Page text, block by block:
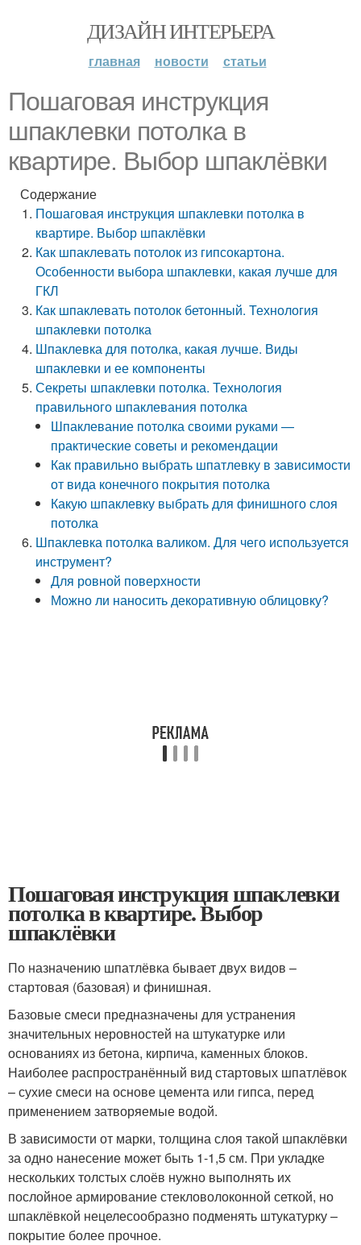
ДИЗАЙН ИНТЕРЬЕРА
главная новости статьи
Пошаговая инструкция
шпаклевки потолка в
квартире. Выбор шпаклёвки
Содержание
Пошаговая инструкция шпаклевки потолка в
квартире. Выбор шпаклёвки
Как шпаклевать потолок из гипсокартона.
Особенности выбора шпаклевки, какая лучше для
ГКЛ
Как шпаклевать потолок бетонный. Технология
шпаклевки потолка
Шпаклевка для потолка, какая лучше. Виды
шпаклевки и ее компоненты
Секреты шпаклевки потолка. Технология
правильного шпаклевания потолка
Шпаклевание потолка своими руками —
практические советы и рекомендации
Как правильно выбрать шпатлевку в зависимости
от вида конечного покрытия потолка
Какую шпаклевку выбрать для финишного слоя
потолка
Шпаклевка потолка валиком. Для чего используется
инструмент?
Для ровной поверхности
Можно ли наносить декоративную облицовку?
Пошаговая инструкция шпаклевки
потолка в квартире. Выбор
шпаклёвки
По назначению шпатлёвка бывает двух видов –
стартовая (базовая) и финишная.
Базовые смеси предназначены для устранения
значительных неровностей на штукатурке или
основаниях из бетона, кирпича, каменных блоков.
Наиболее распространённый вид стартовых шпатлёвок
– сухие смеси на основе цемента или гипса, перед
применением затворяемые водой.
В зависимости от марки, толщина слоя такой шпаклёвки
за одно нанесение может быть 1-1,5 см. При укладке
нескольких толстых слоёв нужно выполнять их
послойное армирование стекловолоконной сеткой, но
шпаклёвкой нецелесообразно подменять штукатурку –
покрытие более прочное.